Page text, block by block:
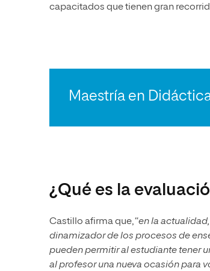
capacitados que tienen gran
Maestría en
¿Qué es la
Castillo afirma que, “en la
dinamizador de los procesos de
pueden permitir al estudiante tener
al profesor una nueva ocasión para